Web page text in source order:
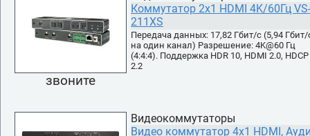
звоните
Коммутатор 2х1 HDMI 4K/60Гц VS-
211XS
Передача данных: 17,82 Гбит/с (5,94 Гбит/
на один канал) Разрешение: 4K@60 Гц
(4:4:4). Поддержка HDR 10, HDMI 2.0, HDCP
2.2
Видеокоммутаторы
Видео коммутатор 4x1 HDMI,